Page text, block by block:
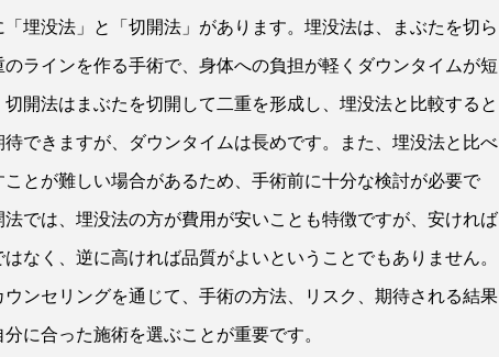
「埋没法」と「切開法」があります。埋没法は、まぶたを切ら
ラインを作る手術で、身体への負担が軽くダウンタイムが短
開法はまぶたを切開して二重を形成し、埋没法と比較すると
できますが、ダウンタイムは長めです。また、埋没法と比べ
とが難しい場合があるため、手術前に十分な検討が必要で
では、埋没法の方が費用が安いことも特徴ですが、安ければ
なく、逆に高ければ品質がよいということでもありません。
ウンセリングを通じて、手術の方法、リスク、期待される結果
に合った施術を選ぶことが重要です。